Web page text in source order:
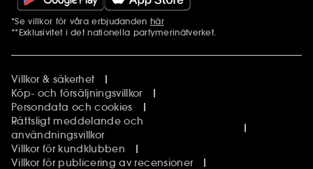
Ytterligare information
*Se villkor för våra erbjudanden här
**Exklusivitet i det nationella parfymerinätverket.
Villkor & säkerhet
Köp- och försäljningsvillkor
Persondata och cookies
Rättsligt meddelande och
användningsvillkor
Villkor för kundklubben
Villkor för publicering av recensioner